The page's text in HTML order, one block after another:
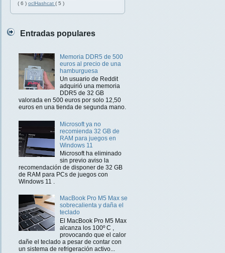
( 6 ) oclHashcat ( 5 )
Entradas populares
Memoria DDR5 de 500
euros al precio de una
hamburguesa
Un usuario de Reddit
adquirió una memoria
DDR5 de 32 GB
valorada en 500 euros por solo 12,50
euros en una tienda de segunda mano.
Microsoft ya no
recomienda 32 GB de
RAM para juegos en
Windows 11
Microsoft ha eliminado
sin previo aviso la
recomendación de disponer de 32 GB
de RAM para PCs de juegos con
Windows 11 .
MacBook Pro M5 Max se
sobrecalienta y daña el
teclado
El MacBook Pro M5 Max
alcanza los 100º C ,
provocando que el calor
dañe el teclado a pesar de contar con
un sistema de refrigeración activo...